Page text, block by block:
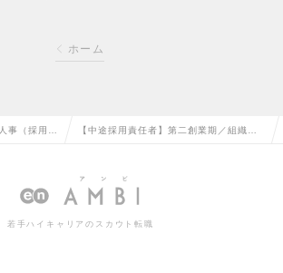
ホーム
人事（採用・ 【中途採用責任者】第二創業期／組織拡
7.5Hの求人情報
若手ハイキャリアのスカウト転職